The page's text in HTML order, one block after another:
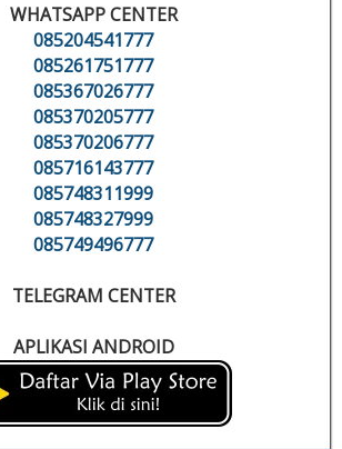
WHATSAPP CENTER
085204541777
085261751777
085367026777
085370205777
085370206777
085716143777
085748311999
085748327999
085749496777
TELEGRAM CENTER
APLIKASI ANDROID